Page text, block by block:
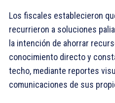
Los fiscales establecieron
recurrieron a soluciones
la intención de ahorrar
conocimiento directo y
techo, mediante reportes
comunicaciones de sus